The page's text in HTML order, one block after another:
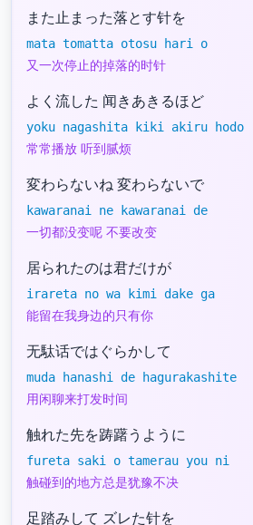
また止まった落とす针を
mata tomatta otosu hari o
又一次停止的掉落的时针
よく流した 闻きあきるほど
yoku nagashita kiki akiru hodo
常常播放 听到腻烦
変わらないね 変わらないで
kawaranai ne kawaranai de
一切都没变呢 不要改变
居られたのは君だけが
irareta no wa kimi dake ga
能留在我身边的只有你
无駄话ではぐらかして
muda hanashi de hagurakashite
用闲聊来打发时间
触れた先を踌躇うように
fureta saki o tamerau you ni
触碰到的地方总是犹豫不决
足踏みして ズレた针を